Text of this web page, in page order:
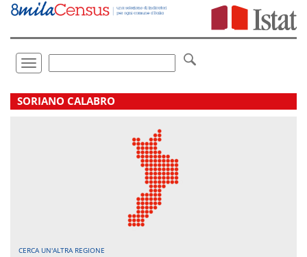
Vai
direttamente
Toggle
navigation
.
SORIANO CALABRO
CERCA UN'ALTRA REGIONE